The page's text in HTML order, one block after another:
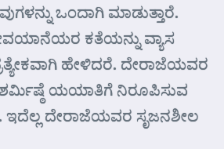
ಒಂದಾಗಿ ಮಾಡುತ್ತಾರೆ.
ಕತೆಯನ್ನು ವ್ಯಾಸ
ಹೇಳಿದರೆ. ದೇರಾಜೆಯವರ
ಶರ್ಮಿಷ್ಠೆ ಯಯಾತಿಗೆ ನಿರೂಪಿಸುವ
ಇದೆಲ್ಲ ದೇರಾಜೆಯವರ ಸೃಜನಶೀಲ